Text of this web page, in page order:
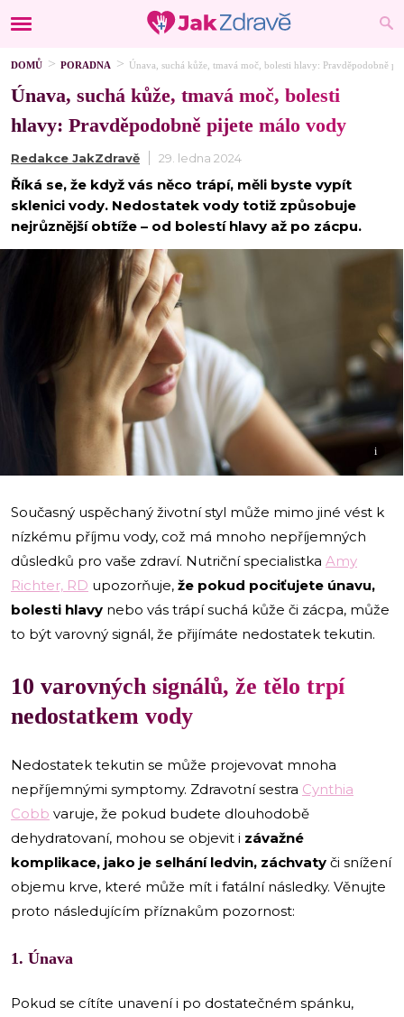
DOMŮ PORADNA Únava, suchá kůže, tmavá moč, bolesti hlavy: Pravděpodobně
Únava, suchá kůže, tmavá moč, bolesti
hlavy: Pravděpodobně pijete málo vody
Redakce JakZdravě 29. ledna 2024
Říká se, že když vás něco trápí, měli byste vypít
sklenici vody. Nedostatek vody totiž způsobuje
nejrůznější obtíže – od bolestí hlavy až po zácpu.
i
Současný uspěchaný životní styl může mimo jiné vést k
nízkému příjmu vody, což má mnoho nepříjemných
důsledků pro vaše zdraví. Nutriční specialistka Amy
Richter, RD upozorňuje, že pokud pociťujete únavu,
bolesti hlavy nebo vás trápí suchá kůže či zácpa, může
to být varovný signál, že přijímáte nedostatek tekutin.
10 varovných signálů, že tělo trpí
nedostatkem vody
Nedostatek tekutin se může projevovat mnoha
nepříjemnými symptomy. Zdravotní sestra Cynthia
Cobb varuje, že pokud budete dlouhodobě
dehydratovaní, mohou se objevit i závažné
komplikace, jako je selhání ledvin, záchvaty či snížení
objemu krve, které může mít i fatální následky. Věnujte
proto následujícím příznakům pozornost:
1. Únava
Pokud se cítíte unavení i po dostatečném spánku,